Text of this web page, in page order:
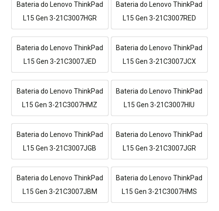
Bateria do Lenovo ThinkPad
L15 Gen 3-21C3007HGR
Bateria do Lenovo ThinkPad
L15 Gen 3-21C3007RED
Bateria do Lenovo ThinkPad
L15 Gen 3-21C3007JED
Bateria do Lenovo ThinkPad
L15 Gen 3-21C3007JCX
Bateria do Lenovo ThinkPad
L15 Gen 3-21C3007HMZ
Bateria do Lenovo ThinkPad
L15 Gen 3-21C3007HIU
Bateria do Lenovo ThinkPad
L15 Gen 3-21C3007JGB
Bateria do Lenovo ThinkPad
L15 Gen 3-21C3007JGR
Bateria do Lenovo ThinkPad
L15 Gen 3-21C3007JBM
Bateria do Lenovo ThinkPad
L15 Gen 3-21C3007HMS